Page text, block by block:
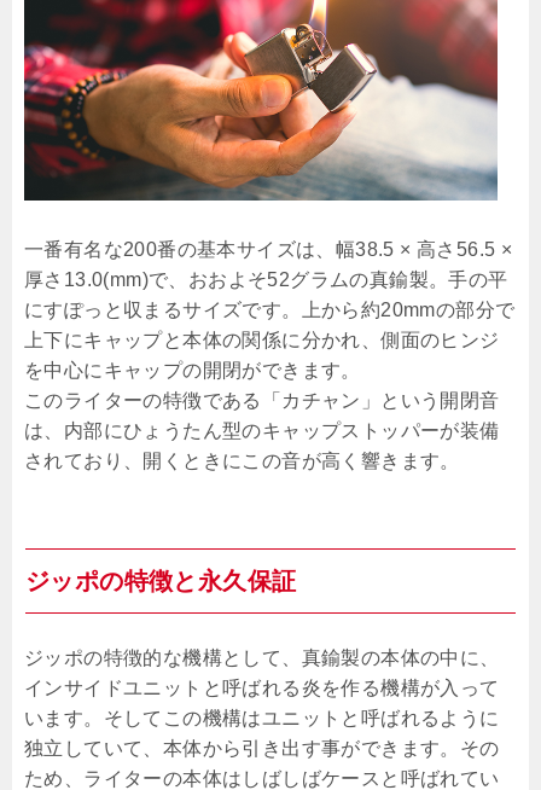
一番有名な200番の基本サイズは、幅38.5 × 高さ56.5 ×
厚さ13.0(mm)で、おおよそ52グラムの真鍮製。手の平
にすぽっと収まるサイズです。上から約20mmの部分で
上下にキャップと本体の関係に分かれ、側面のヒンジ
を中心にキャップの開閉ができます。
このライターの特徴である「カチャン」という開閉音
は、内部にひょうたん型のキャップストッパーが装備
されており、開くときにこの音が高く響きます。
ジッポの特徴と永久保証
ジッポの特徴的な機構として、真鍮製の本体の中に、
インサイドユニットと呼ばれる炎を作る機構が入って
います。そしてこの機構はユニットと呼ばれるように
独立していて、本体から引き出す事ができます。その
ため、ライターの本体はしばしばケースと呼ばれてい